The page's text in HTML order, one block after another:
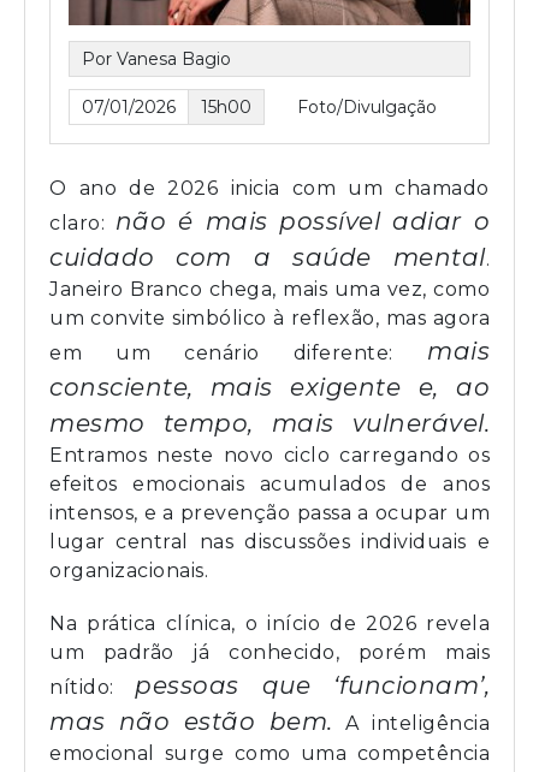
Por Vanesa Bagio
07/01/2026 15h00 Foto/Divulgação
O ano de 2026 inicia com um chamado
claro: não é mais possível adiar o
cuidado com a saúde mental.
Janeiro Branco chega, mais uma vez, como
um convite simbólico à reflexão, mas agora
em um cenário diferente: mais
consciente, mais exigente e, ao
mesmo tempo, mais vulnerável.
Entramos neste novo ciclo carregando os
efeitos emocionais acumulados de anos
intensos, e a prevenção passa a ocupar um
lugar central nas discussões individuais e
organizacionais.
Na prática clínica, o início de 2026 revela
um padrão já conhecido, porém mais
nítido: pessoas que ‘funcionam’,
mas não estão bem. A inteligência
emocional surge como uma competência